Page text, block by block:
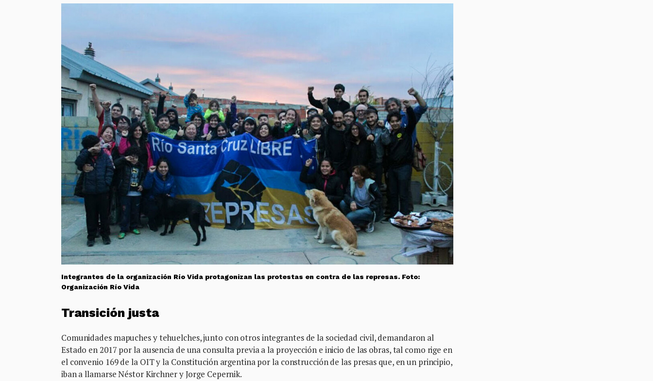
Integrantes de la organización Río Vida protagonizan las protestas en contra de las represas. Foto:
Organización Río Vida
Transición justa
Comunidades mapuches y tehuelches, junto con otros integrantes de la sociedad civil, demandaron al
Estado en 2017 por la ausencia de una consulta previa a la proyección e inicio de las obras, tal como rige en
el convenio 169 de la OIT y la Constitución argentina por la construcción de las presas que, en un principio,
iban a llamarse Néstor Kirchner y Jorge Cepernik.